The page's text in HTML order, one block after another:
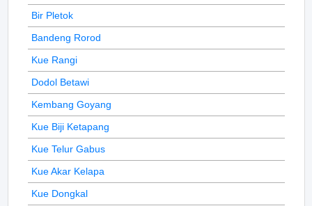
Bir Pletok
Bandeng Rorod
Kue Rangi
Dodol Betawi
Kembang Goyang
Kue Biji Ketapang
Kue Telur Gabus
Kue Akar Kelapa
Kue Dongkal